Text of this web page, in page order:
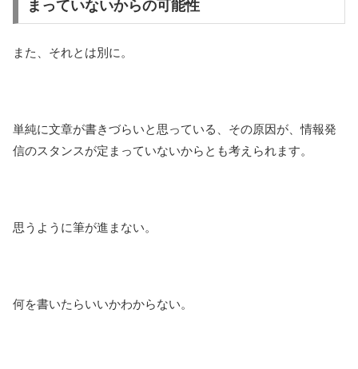
まっていないからの可能性
また、それとは別に。
単純に文章が書きづらいと思っている、その原因が、情報発
信のスタンスが定まっていないからとも考えられます。
思うように筆が進まない。
何を書いたらいいかわからない。